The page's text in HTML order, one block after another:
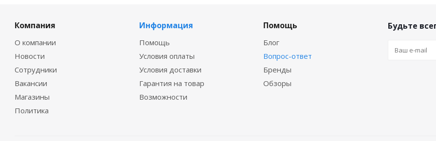
Компания
О компании
Новости
Сотрудники
Вакансии
Магазины
Политика
Информация
Помощь
Условия оплаты
Условия доставки
Гарантия на товар
Возможности
Помощь
Блог
Вопрос-ответ
Бренды
Обзоры
Будьте